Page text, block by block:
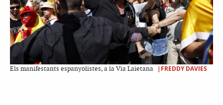
Els manifestants espanyolistes, a la Via Laietana |FREDDY DAVIES